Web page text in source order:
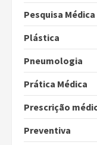
Pesquisa Médica
Plástica
Pneumologia
Prática Médica
Prescrição
Preventiva